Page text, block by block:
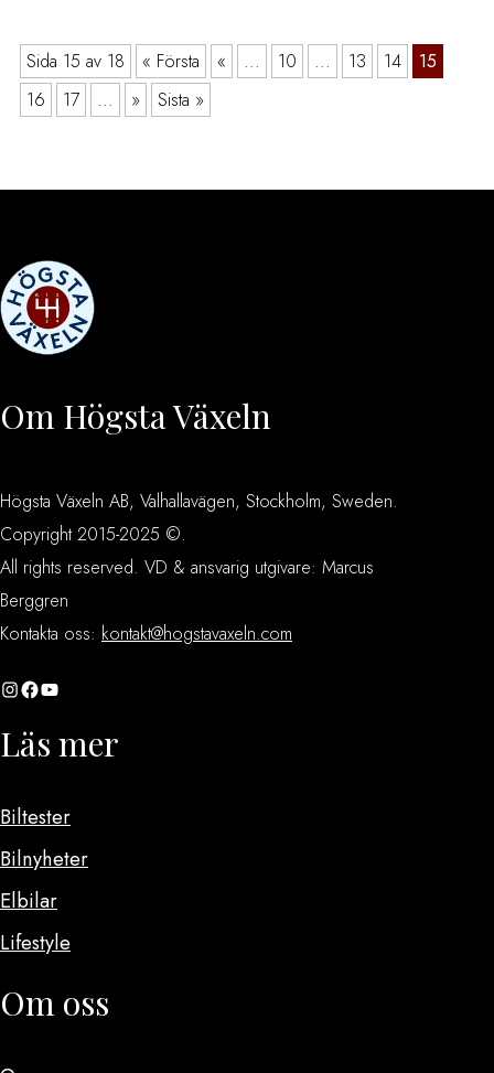
Sida 15 av 18 « Första « ... 10 ... 13 14
15
16
17 ... » Sista »
Om Högsta Växeln
Högsta Växeln AB, Valhallavägen, Stockholm, Sweden.
Copyright 2015-2025 ©.
All rights reserved. VD & ansvarig utgivare: Marcus
Berggren
Kontakta oss: kontakt@hogstavaxeln.com
InstagramFacebook YouTube
Läs mer
Biltester
Bilnyheter
Elbilar
Lifestyle
Om oss